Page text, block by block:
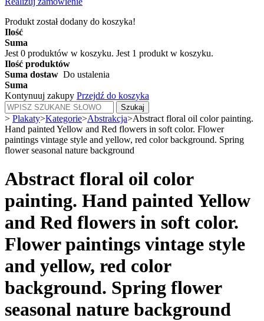
Produkt został dodany do koszyka!
Ilość
Suma
Jest 0 produktów w koszyku. Jest 1 produkt w koszyku.
Ilość produktów
Suma dostaw Do ustalenia
Suma
Kontynuuj zakupy Przejdź do koszyka
Szukaj
> Plakaty>Kategorie>Abstrakcja>Abstract floral oil color painting.
Hand painted Yellow and Red flowers in soft color. Flower
paintings vintage style and yellow, red color background. Spring
flower seasonal nature background
Abstract floral oil color
painting. Hand painted Yellow
and Red flowers in soft color.
Flower paintings vintage style
and yellow, red color
background. Spring flower
seasonal nature background